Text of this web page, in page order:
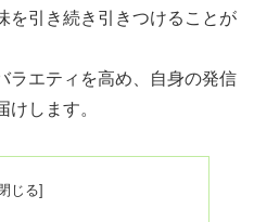
を引き続き引きつけることが
ラエティを高め、自身の発信
します。